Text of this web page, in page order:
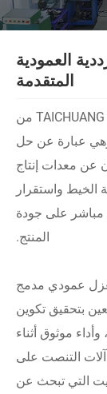
العمودية
المتقدمة
تم تصميم آلة لولبة الصمولة الترددية العمودية TAICHUANG من
وهي عبارة عن حل
عن معدات إنتاج
الخيط واستقرار
مباشر على جودة
المنتج.
مغزل عمودي مدمج
بتحقيق تكوين
موثوق أثناء
آلات التنصت على
التي تبحث عن